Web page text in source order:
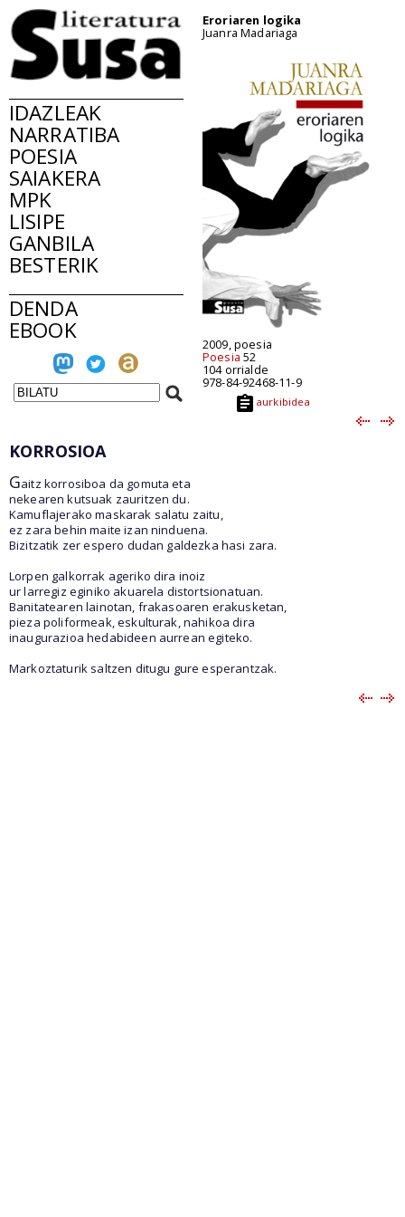
IDAZLEAK
NARRATIBA
POESIA
SAIAKERA
MPK
LISIPE
GANBILA
BESTERIK
DENDA
EBOOK
Eroriaren logika
Juanra Madariaga
2009, poesia
Poesia 52
104 orrialde
978-84-92468-11-9
aurkibidea
KORROSIOA
Gaitz korrosiboa da gomuta eta
nekearen kutsuak zauritzen du.
Kamuflajerako maskarak salatu zaitu,
ez zara behin maite izan ninduena.
Bizitzatik zer espero dudan galdezka hasi zara.
Lorpen galkorrak ageriko dira inoiz
ur larregiz eginiko akuarela distortsionatuan.
Banitatearen lainotan, frakasoaren erakusketan,
pieza poliformeak, eskulturak, nahikoa dira
inaugurazioa hedabideen aurrean egiteko.
Markoztaturik saltzen ditugu gure esperantzak.